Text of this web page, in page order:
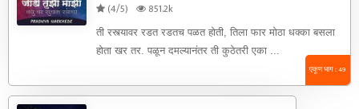
(4/5)
851.2k
ती रस्त्यावर रडत रडतच पळत होती, तिला फार मोठा धक्का बसला
होता खर तर. पळून दमल्यानंतर ती कुठेतरी एका ...
एकूण भाग : 49